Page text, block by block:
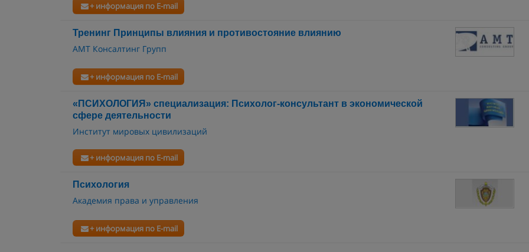
+ информация по E-mail
Тренинг Принципы влияния и противостояние влиянию
АМТ Консалтинг Групп
+ информация по E-mail
«ПСИХОЛОГИЯ» специализация: Психолог-консультант в экономической
сфере деятельности
Институт мировых цивилизаций
+ информация по E-mail
Психология
Академия права и управления
+ информация по E-mail